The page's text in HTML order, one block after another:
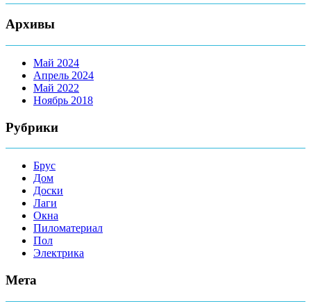
Архивы
Май 2024
Апрель 2024
Май 2022
Ноябрь 2018
Рубрики
Брус
Дом
Доски
Лаги
Окна
Пиломатериал
Пол
Электрика
Мета